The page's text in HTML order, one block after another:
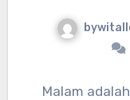
Malam